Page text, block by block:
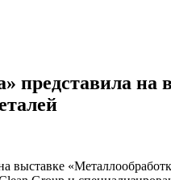
представила на
выставке